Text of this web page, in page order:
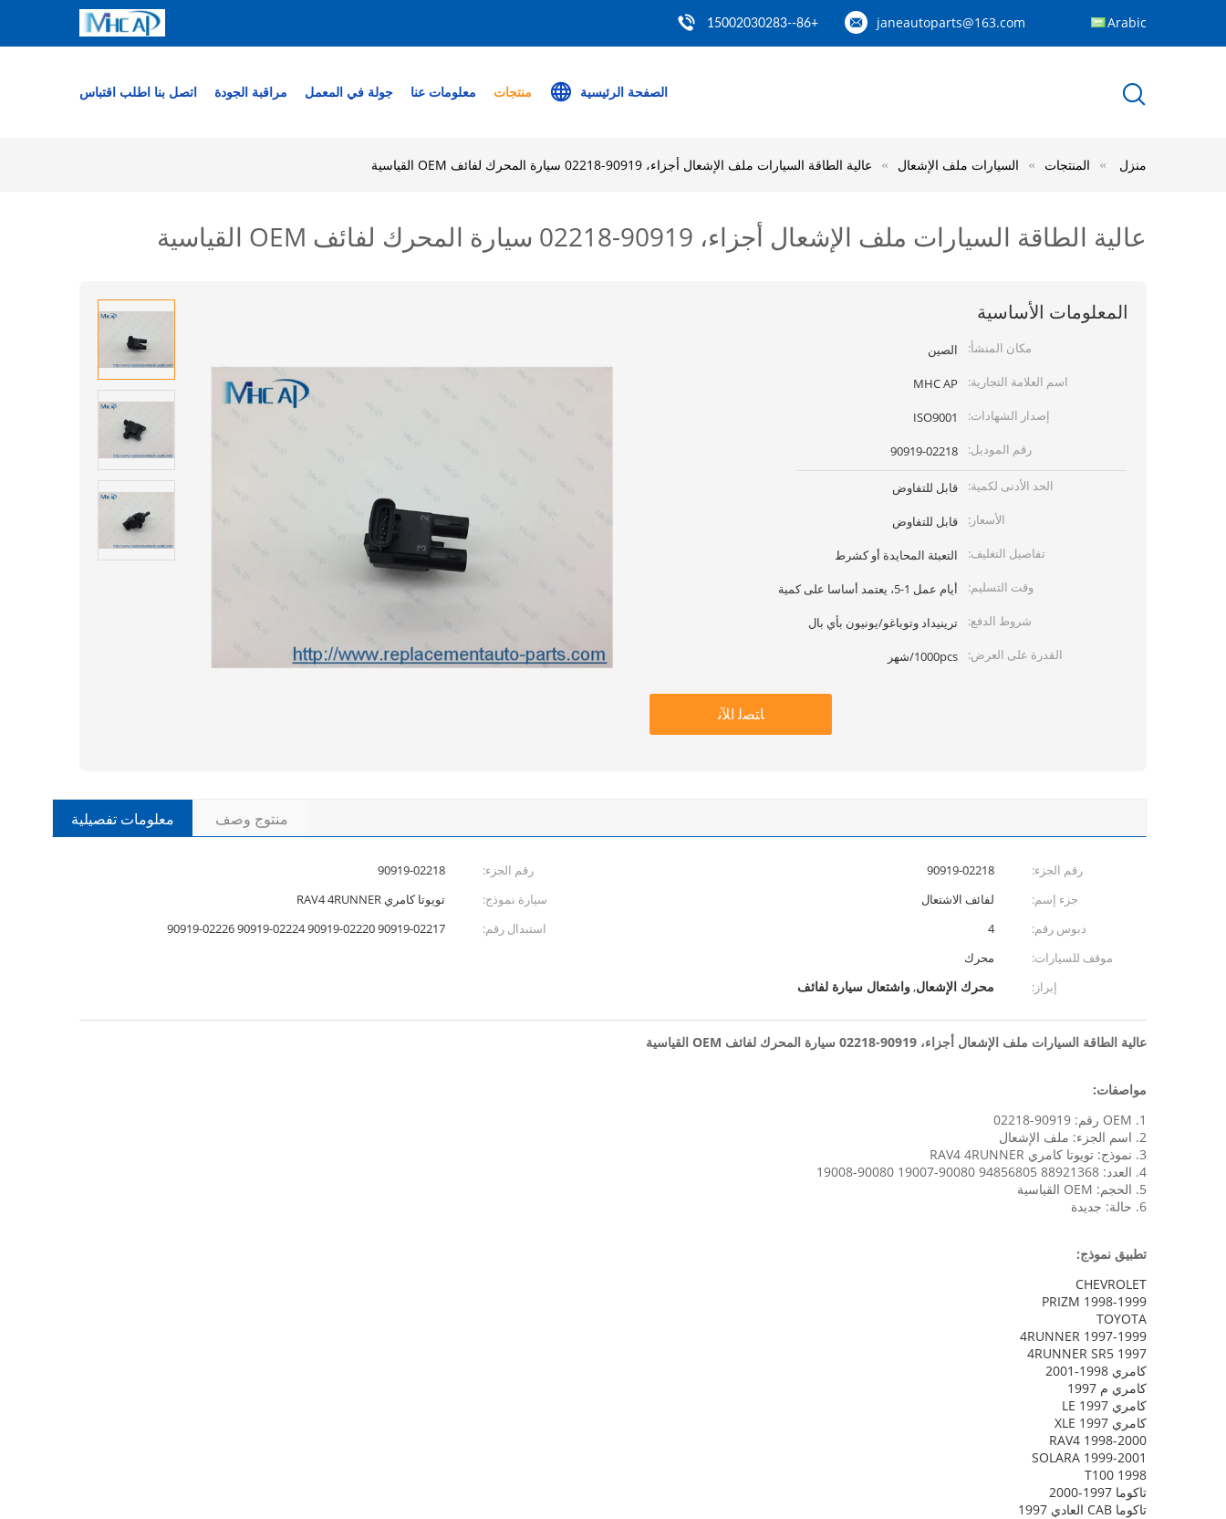
janeautoparts@163.com
+86--15002030283 Arabic
الصفحة الرئيسية منتجات معلومات عنا جولة في المعمل مراقبة الجودة اتصل بنا اطلب اقتباس
منزل المنتجات السيارات ملف الإشعال عالية الطاقة السيارات ملف الإشعال أجزاء، 90919-02218 سيارة المحرك لفائف OEM القياسية
عالية الطاقة السيارات ملف الإشعال أجزاء، 90919-02218 سيارة المحرك لفائف OEM القياسية
المعلومات الأساسية
مكان المنشأ:
الصين
اسم العلامة التجارية:
MHC AP
إصدار الشهادات:
ISO9001
رقم الموديل:
90919-02218
الحد الأدنى لكمية:
قابل للتفاوض
الأسعار:
قابل للتفاوض
تفاصيل التغليف:
التعبئة المحايدة أو كشرط
وقت التسليم:
أيام عمل 1-5، يعتمد أساسا على كمية
شروط الدفع:
ترينيداد وتوباغو/يونيون بأي بال
القدرة على العرض:
1000pcs/شهر
ﺎﺘﺼﻟ ﺍﻶﻧ
معلومات تفصيلية منتوج وصف
رقم الجزء: 90919-02218 رقم الجزء:
90919-02218
جزء إسم:
لفائف الاشتعال سيارة نموذج:
تويوتا كامري RAV4 4RUNNER
دبوس رقم:
4 استبدال رقم:
90919-02217 90919-02220 90919-02224 90919-02226
موقف للسيارات:
محرك
إبراز:
محرك الإشعال,واشتعال سيارة لفائف
عالية الطاقة السيارات ملف الإشعال أجزاء، 90919-02218 سيارة المحرك لفائف OEM القياسية
مواصفات:
1. OEM رقم: 90919-02218
2. اسم الجزء: ملف الإشعال
3. نموذج: تويوتا كامري RAV4 4RUNNER
4. العدد: 88921368 94856805 90080-19007 90080-19008
5. الحجم: OEM القياسية
6. حالة: جديدة
تطبيق نموذج:
CHEVROLET
PRIZM 1998-1999
TOYOTA
4RUNNER 1997-1999
4RUNNER SR5 1997
كامري 1998-2001
كامري م 1997
كامري LE 1997
كامري XLE 1997
RAV4 1998-2000
SOLARA 1999-2001
T100 1998
تاكوما 1997-2000
تاكوما CAB العادي 1997